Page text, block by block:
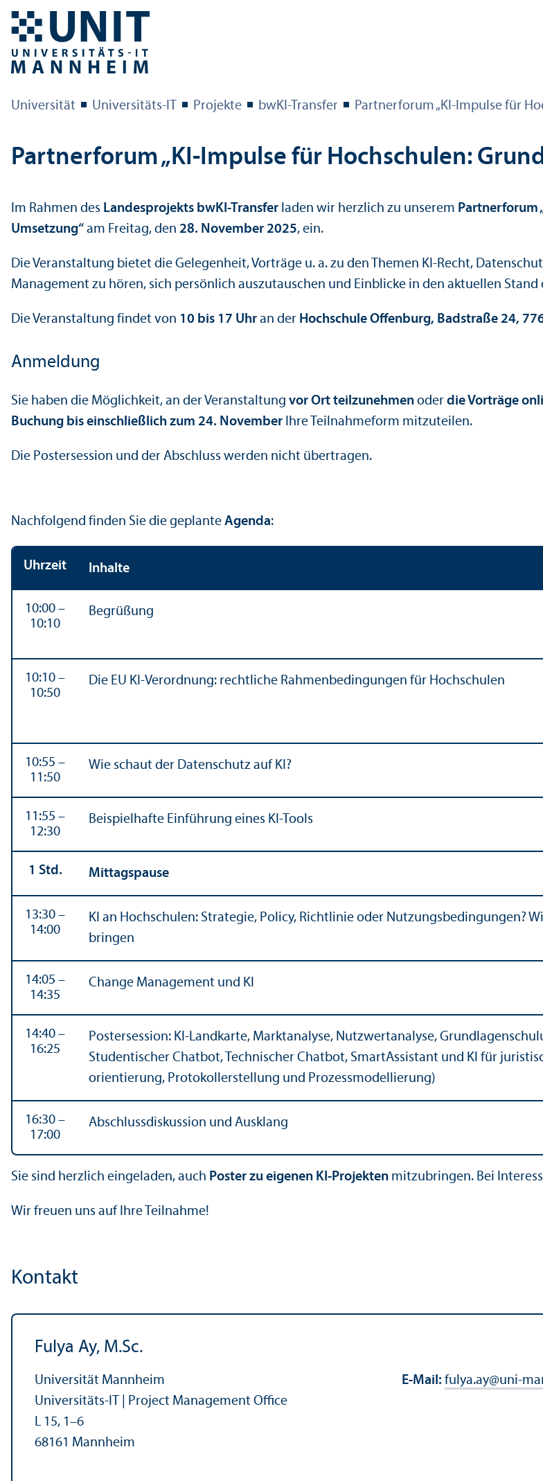
Universität Universitäts-IT Projekte bwKI-Trans­fer Partner­forum „KI-Impulse für
Partner­forum „KI-Impulse für Hochschulen:
Im Rahmen des Landes­projekts bwKI-Trans­fer laden wir herzlich zu unserem Partner­forum
Umsetzung“ am Freitag, den 28. November 2025, ein.
Die Veranstaltung bietet die Gelegenheit, Vorträge u. a. zu den Themen KI-Recht,
Management zu hören, sich persönlich auszutauschen und Einblicke in den aktuellen
Die Veranstaltung findet von 10 bis 17 Uhr an der Hochschule Offenburg, Badstraße 24,
Anmeldung
Sie haben die Möglichkeit, an der Veranstaltung vor Ort teilzunehmen oder die Vorträge
Buchung bis einschließlich zum 24. November Ihre Teilnahmeform mitzuteilen.
Die Postersession und der Abschluss werden nicht übertragen.
Nachfolgend finden Sie die geplante Agenda:
Uhrzeit Inhalte
10:00 –
10:10
Begrüßung
10:10 –
10:50
Die EU KI-Verordnung: rechtliche Rahmenbedingungen für Hochschulen
10:55 –
11:50
Wie schaut der Datenschutz auf KI?
11:55 –
12:30
Beispielhafte Einführung eines KI-Tools
1 Std. Mittagspause
13:30 –
14:00
KI an Hochschulen: Strategie, Policy, Richtlinie oder Nutzungs­bedingungen?
bringen
14:05 –
14:35
Change Management und KI
14:40 –
16:25
Postersession: KI-Landkarte, Markt­analyse, Nutzwertanalyse,
Studentischer Chatbot, Technischer Chatbot, SmartAssistant und KI für
orientierung, Protokollerstellung und Prozess­modellierung)
16:30 –
17:00
Abschlussdiskussion und Ausklang
Sie sind herzlich eingeladen, auch Poster zu eigenen KI-Projekten mitzubringen. Bei
Wir freuen uns auf Ihre Teilnahme!
Kontakt
Fulya Ay, M.Sc.
Universität Mannheim
Universitäts-IT | Project Management Office
L 15, 1–6
68161 Mannheim
E-Mail: fulya.ay@uni-